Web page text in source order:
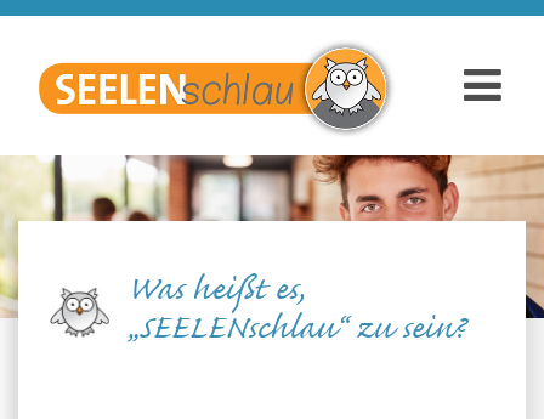
Was heißt es,
„SEELENschlau“ zu sein?